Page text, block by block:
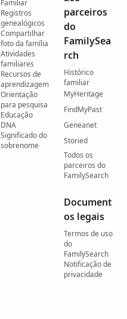
Familiar
Registros
genealógicos
Compartilhar
foto da família
Atividades
familiares
Recursos de
aprendizagem
Orientação
para pesquisa
Educação
DNA
Significado do
sobrenome
parceiros
do
FamilySea
rch
Histórico
familiar
MyHeritage
FindMyPast
Geneanet
Storied
Todos os
parceiros do
FamilySearch
Document
os legais
Termos de uso
do
FamilySearch
Notificação de
privacidade